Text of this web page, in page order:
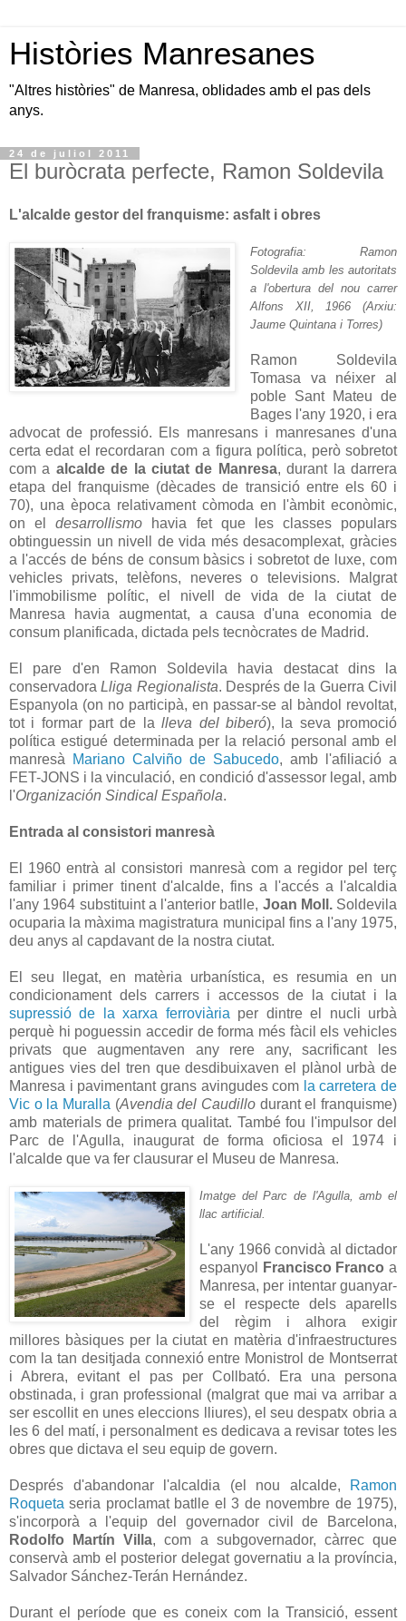
Històries Manresanes
"Altres històries" de Manresa, oblidades amb el pas dels
anys.
24 de juliol 2011
El buròcrata perfecte, Ramon Soldevila
L'alcalde gestor del franquisme: asfalt i obres
Fotografia: Ramon
Soldevila amb les autoritats
a l'obertura del nou carrer
Alfons XII, 1966 (Arxiu:
Jaume Quintana i Torres)
Ramon Soldevila
Tomasa va néixer al
poble Sant Mateu de
Bages l'any 1920, i era
advocat de professió. Els manresans i manresanes d'una
certa edat el recordaran com a figura política, però sobretot
com a alcalde de la ciutat de Manresa, durant la darrera
etapa del franquisme (dècades de transició entre els 60 i
70), una època relativament còmoda en l'àmbit econòmic,
on eldesarrollismo havia fet que les classes populars
obtinguessin un nivell de vida més desacomplexat, gràcies
a l'accés de béns de consum bàsics i sobretot de luxe, com
vehicles privats, telèfons, neveres o televisions. Malgrat
l'immobilisme polític, el nivell de vida de la ciutat de
Manresa havia augmentat, a causa d'una economia de
consum planificada, dictada pels tecnòcrates de Madrid.
El pare d'en Ramon Soldevila havia destacat dins la
conservadoraLliga Regionalista. Després de la Guerra Civil
Espanyola (on no participà, en passar-se al bàndol revoltat,
tot i formar part de lalleva del biberó), la seva promoció
política estigué determinada per la relació personal amb el
manresà
Mariano Calviño de Sabucedo, amb l'afiliació a
FET-JONS i la vinculació, en condició d'assessor legal, amb
l'Organización Sindical Española.
Entrada al consistori manresà
El 1960 entrà al consistori manresà com a regidor pel terç
familiar i primer tinent d'alcalde, fins a l'accés a l'alcaldia
l'any 1964 substituint a l'anterior batlle, Joan Moll. Soldevila
ocuparia la màxima magistratura municipal fins a l'any 1975,
deu anys al capdavant de la nostra ciutat.
El seu llegat, en matèria urbanística, es resumia en un
condicionament dels carrers i accessos de la ciutat i la
supressió de la xarxa ferroviària per dintre el nucli urbà
perquè hi poguessin accedir de forma més fàcil els vehicles
privats que augmentaven any rere any, sacrificant les
antigues vies del tren que desdibuixaven el plànol urbà de
Manresa i pavimentant grans avingudes com la carretera de
Vic o la Muralla (Avendia del Caudillo durant el franquisme)
amb materials de primera qualitat. També fou l'impulsor del
Parc de l'Agulla, inaugurat de forma oficiosa el 1974 i
l'alcalde que va fer clausurar el Museu de Manresa.
Imatge del Parc de l'Agulla, amb el
llac artificial.
L'any 1966 convidà al dictador
espanyol
Francisco Francoa
Manresa, per intentar guanyar-
se el respecte dels aparells
del règim i alhora exigir
millores bàsiques per la ciutat en matèria d'infraestructures
com la tan desitjada connexió entre Monistrol de Montserrat
i Abrera, evitant el pas per Collbató. Era una persona
obstinada, i gran professional (malgrat que mai va arribar a
ser escollit en unes eleccions lliures), el seu despatx obria a
les 6 del matí, i personalment es dedicava a revisar totes les
obres que dictava el seu equip de govern.
Després d'abandonar l'alcaldia (el nou alcalde,
Ramon
Roqueta seria proclamat batlle el 3 de novembre de 1975),
s'incorporà a l'equip del governador civil de Barcelona,
Rodolfo Martín Villa, com a subgovernador, càrrec que
conservà amb el posterior delegat governatiu a la província,
Salvador Sánchez-Terán Hernández.
Durant el període que es coneix com la Transició, essent